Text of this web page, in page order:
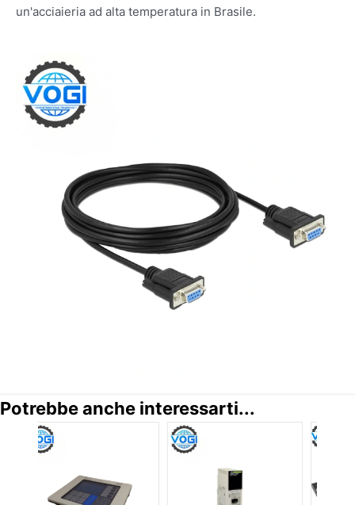
un'acciaieria ad alta temperatura in Brasile.
Potrebbe anche interessarti...